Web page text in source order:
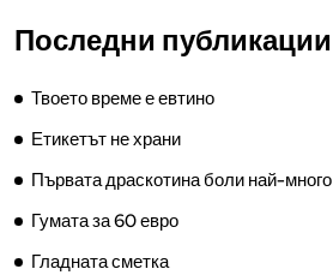
Последни публикации
Твоето време е евтино
Етикетът не храни
Първата драскотина боли най-много
Гумата за 60 евро
Гладната сметка